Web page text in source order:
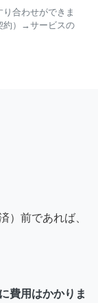
合わせができま
約）→サービスの
）前であれば、
費用はかかりま